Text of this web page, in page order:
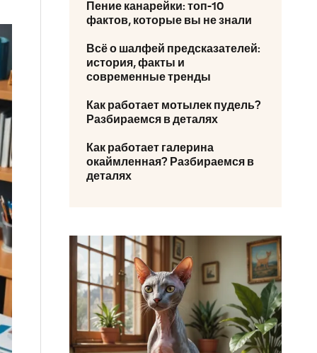
Пение канарейки: топ-10
фактов, которые вы не знали
Всё о шалфей предсказателей:
история, факты и
современные тренды
Как работает мотылек пудель?
Разбираемся в деталях
Как работает галерина
окаймленная? Разбираемся в
деталях